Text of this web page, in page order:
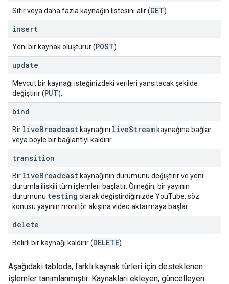
Sıfır veya daha fazla kaynağın listesini alır (GET).
insert
Yeni bir kaynak oluşturur (POST).
update
Mevcut bir kaynağı isteğinizdeki verileri yansıtacak şekilde
değiştirir (PUT).
bind
Bir liveBroadcast kaynağını liveStream kaynağına bağlar
veya böyle bir bağlantıyı kaldırır.
transition
Bir liveBroadcast kaynağının durumunu değiştirir ve yeni
durumla ilişkili tüm işlemleri başlatır. Örneğin, bir yayının
durumunu testing olarak değiştirdiğinizde YouTube, söz
konusu yayının monitör akışına video aktarmaya başlar.
delete
Belirli bir kaynağı kaldırır (DELETE).
Aşağıdaki tabloda, farklı kaynak türleri için desteklenen
işlemler tanımlanmıştır. Kaynakları ekleyen, güncelleyen